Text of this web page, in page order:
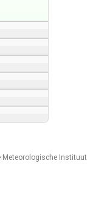
Meteorologische Instituut